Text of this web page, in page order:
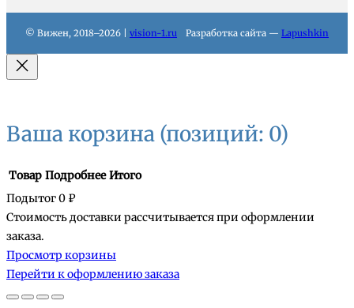
© Вижен, 2018–2026 | vision-1.ru Разработка сайта — Lapushkin
Ваша корзина (позиций: 0)
Товары
в
корзине
Товар Подробнее Итого
Подытог0 ₽
Стоимость доставки рассчитывается при оформлении
заказа.
Просмотр корзины
Перейти к оформлению заказа